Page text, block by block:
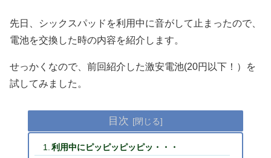
先日、シックスパッドを利用中に音がして止まったので、
電池を交換した時の内容を紹介します。
せっかくなので、前回紹介した激安電池(20円以下！）を
試してみました。
目次
利用中にピッピッピッピッ・・・